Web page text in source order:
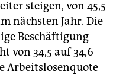
steigen, von 45,5
nächsten Jahr. Die
Beschäftigung
von 34,5 auf 34,6
Arbeitslosenquote